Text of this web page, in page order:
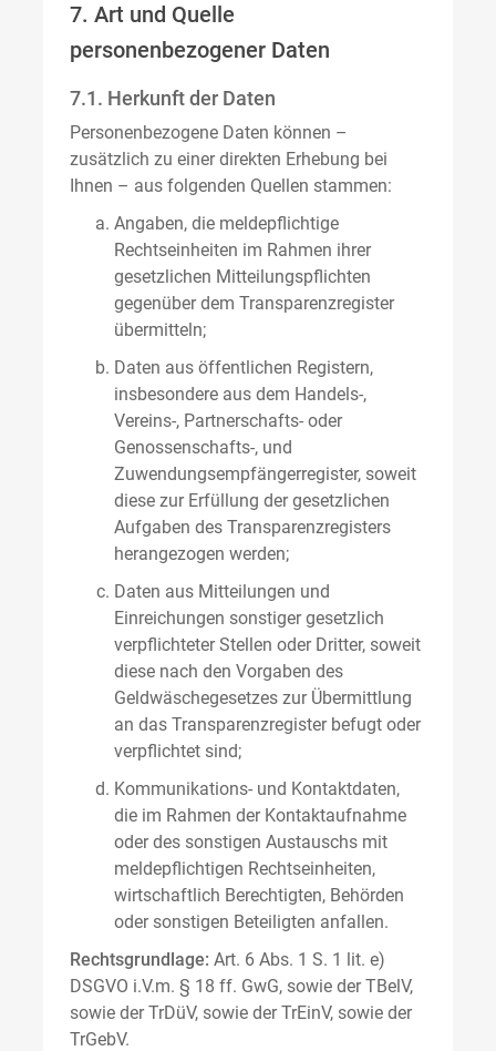
7. Art und Quelle
personenbezogener Daten
7.1. Herkunft der Daten
Personenbezogene Daten können –
zusätzlich zu einer direkten Erhebung bei
Ihnen – aus folgenden Quellen stammen:
Angaben, die meldepflichtige
Rechtseinheiten im Rahmen ihrer
gesetzlichen Mitteilungspflichten
gegenüber dem Transparenzregister
übermitteln;
Daten aus öffentlichen Registern,
insbesondere aus dem Handels-,
Vereins-, Partnerschafts- oder
Genossenschafts-, und
Zuwendungsempfängerregister, soweit
diese zur Erfüllung der gesetzlichen
Aufgaben des Transparenzregisters
herangezogen werden;
Daten aus Mitteilungen und
Einreichungen sonstiger gesetzlich
verpflichteter Stellen oder Dritter, soweit
diese nach den Vorgaben des
Geldwäschegesetzes zur Übermittlung
an das Transparenzregister befugt oder
verpflichtet sind;
Kommunikations- und Kontaktdaten,
die im Rahmen der Kontaktaufnahme
oder des sonstigen Austauschs mit
meldepflichtigen Rechtseinheiten,
wirtschaftlich Berechtigten, Behörden
oder sonstigen Beteiligten anfallen.
Rechtsgrundlage: Art. 6 Abs. 1 S. 1 lit. e)
DSGVO i.V.m. § 18 ff. GwG, sowie der TBelV,
sowie der TrDüV, sowie der TrEinV, sowie der
TrGebV.